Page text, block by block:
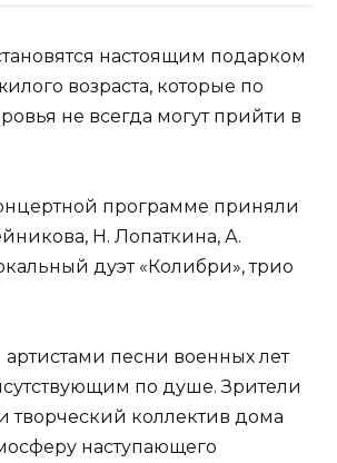
настоящим подарком
возраста, которые по
не всегда могут прийти в
программе приняли
Н. Лопаткина, А.
дуэт «Колибри», трио
песни военных лет
по душе. Зрители
творческий коллектив дома
наступающего